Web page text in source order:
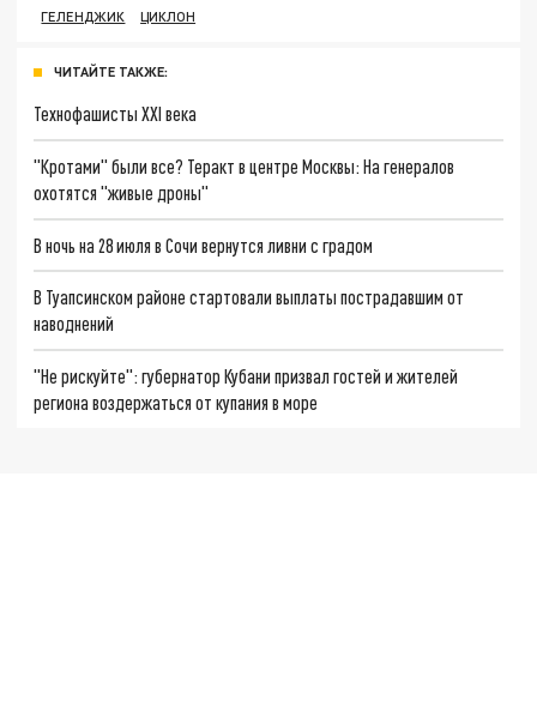
ГЕЛЕНДЖИК
ЦИКЛОН
ЧИТАЙТЕ ТАКЖЕ:
Технофашисты XXI века
"Кротами" были все? Теракт в центре Москвы: На генералов
охотятся "живые дроны"
В ночь на 28 июля в Сочи вернутся ливни с градом
В Туапсинском районе стартовали выплаты пострадавшим от
наводнений
"Не рискуйте": губернатор Кубани призвал гостей и жителей
региона воздержаться от купания в море